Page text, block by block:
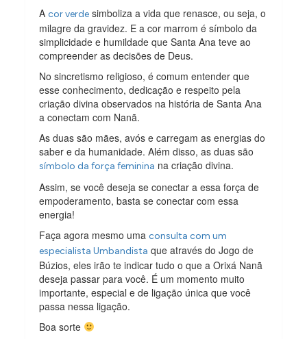
Acor verde simboliza a vida que renasce, ou seja, o
milagre da gravidez. E a cor marrom é símbolo da
simplicidade e humildade que Santa Ana teve ao
compreender as decisões de Deus.
No sincretismo religioso, é comum entender que
esse conhecimento, dedicação e respeito pela
criação divina observados na história de Santa Ana
a conectam com Nanã.
As duas são mães, avós e carregam as energias do
saber e da humanidade. Além disso, as duas são
símbolo da força feminina na criação divina.
Assim, se você deseja se conectar a essa força de
empoderamento, basta se conectar com essa
energia!
Faça agora mesmo umaconsulta com um
especialista Umbandista que através do Jogo de
Búzios, eles irão te indicar tudo o que a Orixá Nanã
deseja passar para você. É um momento muito
importante, especial e de ligação única que você
passa nessa ligação.
Boa sorte